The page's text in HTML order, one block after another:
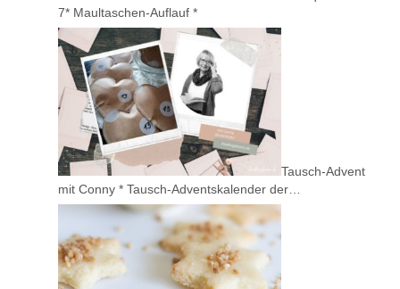
7* Maultaschen-Auflauf *
Tausch-Advent
mit Conny * Tausch-Adventskalender der…